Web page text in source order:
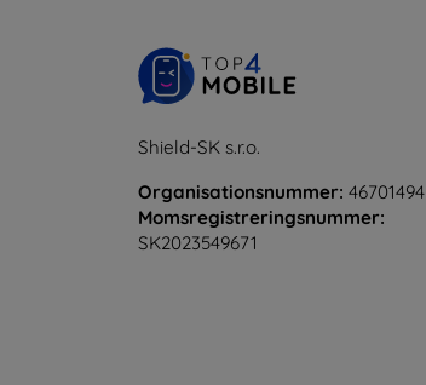
Shield-SK s.r.o.
Organisationsnummer: 46701494
Momsregistreringsnummer:
SK2023549671